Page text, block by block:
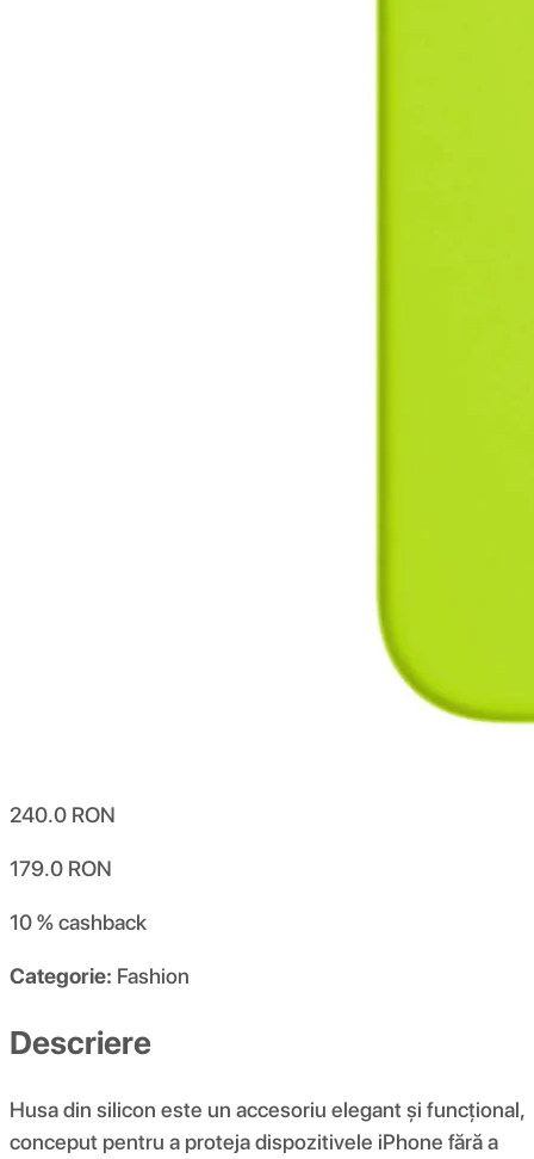
240.0 RON
179.0 RON
10 %cashback
Categorie: Fashion
Descriere
Husa din silicon este un accesoriu elegant și funcțional,
conceput pentru a proteja dispozitivele iPhone fără a